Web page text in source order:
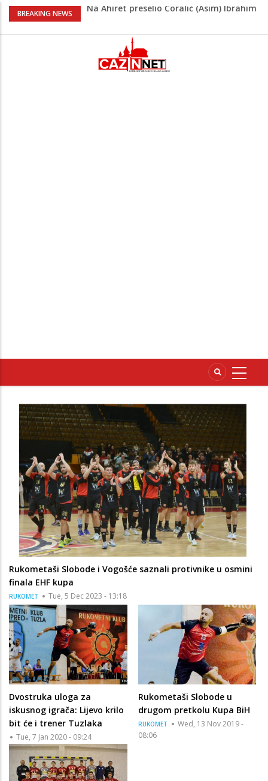
BREAKING NEWS
Na Ahiret preselio Ćoralić (Asim) Ibrahim
Nakon velikih vrućina u BiH stiže kiša
Rekordnih 20,3 miliona KM ide za
zapošljavanje i očuvanje radnih mjesta
Dok Evropa ostavlja cigarete, Hrvati
Rukometaši Slobode i Vogošće saznali protivnike u osmini
finala EHF kupa
RUKOMET Tue, 5 Dec 2023 - 13:18
Dvostruka uloga za
iskusnog igrača: Lijevo krilo
bit će i trener Tuzlaka
Tue, 7 Jan 2020 - 09:24
Rukometaši Slobode u
drugom pretkolu Kupa BiH
RUKOMET
Wed, 13 Nov 2019 -
08:06